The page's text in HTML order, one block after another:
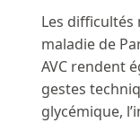
Les difficultés
maladie de
AVC rendent
gestes
glycémique,